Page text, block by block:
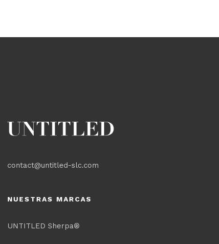
contact@untitled-slc.com
NUESTRAS MARCAS
UNTITLED Sherpa®